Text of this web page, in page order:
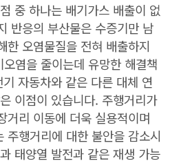
중 하나는 배기가스 배출이 없
반응의 부산물은 수증기만 남
한 오염물질을 전혀 배출하지
염을 줄이는데 유망한 해결책
자동차와 같은 다른 대체 연
이점이 있습니다. 주행거리가
거리 이동에 더욱 실용적이며
주행거리에 대한 불안을 감소시
태양열 발전과 같은 재생 가능